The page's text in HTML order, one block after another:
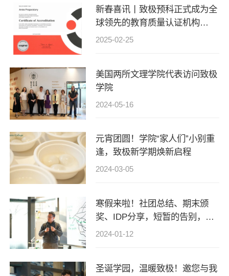
新春喜讯丨致极预科正式成为全
球领先的教育质量认证机构
Cognia官方认证学校
2025-02-25
美国两所文理学院代表访问致极
学院
2024-05-16
元宵团圆！学院“家人们”小别重
逢，致极新学期焕新启程
2024-03-05
寒假来啦！社团总结、期末颁
奖、IDP分享，短暂的告别，是
为了更好的出发
2024-01-12
圣诞学园，温暖致极！邀您与我